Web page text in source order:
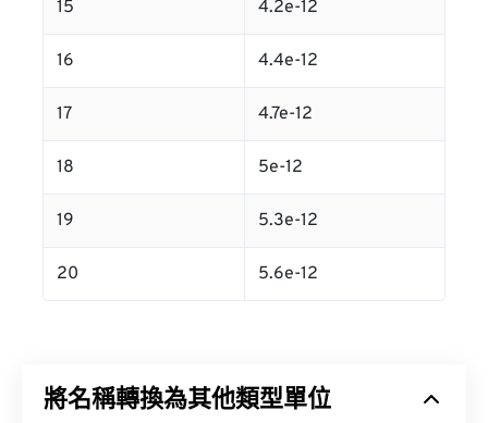
15 4.2e-12
16 4.4e-12
17 4.7e-12
18 5e-12
19 5.3e-12
20 5.6e-12
將名稱轉換為其他類型單位